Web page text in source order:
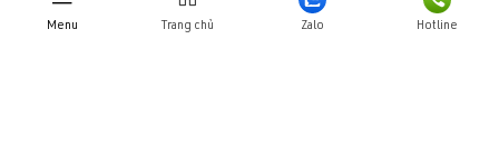
Menu Trang chủ Zalo Hotline